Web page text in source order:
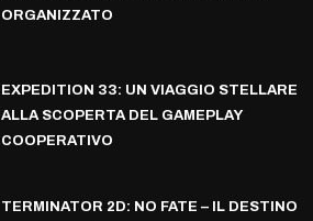
ORGANIZZATO
EXPEDITION 33: UN VIAGGIO STELLARE
ALLA SCOPERTA DEL GAMEPLAY
COOPERATIVO
TERMINATOR 2D: NO FATE – IL DESTINO